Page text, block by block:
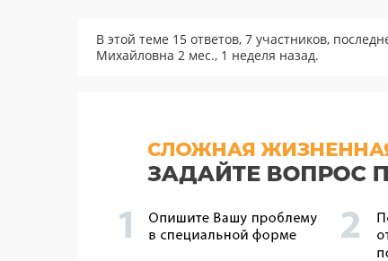
В этой теме 15 ответов, 7 участников,
Михайловна 2 мес., 1 неделя назад.